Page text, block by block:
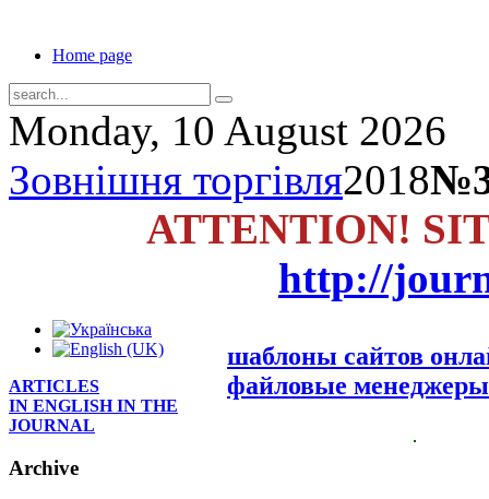
Home page
Monday, 10 August 2026
Зовнішня торгівля2018
ATTENTION!
http://
шаблоны сайтов
файловые
ARTICLES
IN ENGLISH IN THE
JOURNAL
Archive